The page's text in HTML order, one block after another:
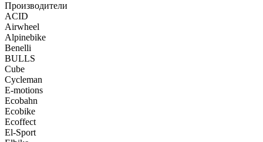
Производители
ACID
Airwheel
Alpinebike
Benelli
BULLS
Cube
Cycleman
E-motions
Ecobahn
Ecobike
Ecoffect
El-Sport